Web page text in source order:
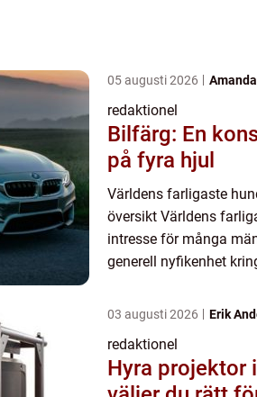
05 augusti 2026
redaktionel
Bilfärg: En
på fyra hjul
Världens farligaste
översikt Världens
intresse för många
generell nyfikenhet
noggrannare tit...
03 augusti 2026 Erik
redaktionel
Hyra projektor i